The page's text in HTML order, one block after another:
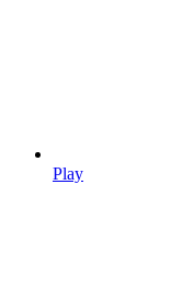
Play